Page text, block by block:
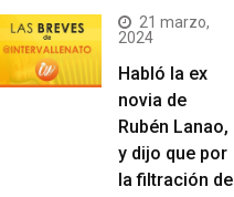
21 marzo,
2024
Habló la ex
novia de
Rubén Lanao,
y dijo que por
la filtración de